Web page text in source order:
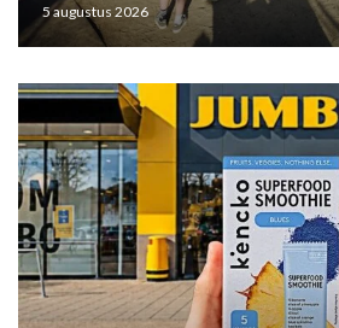
5 augustus 2026